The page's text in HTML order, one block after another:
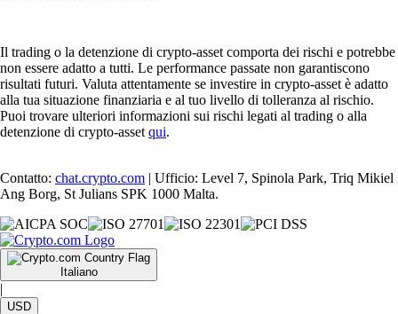
Il trading o la detenzione di crypto-asset comporta dei rischi e potrebbe
non essere adatto a tutti. Le performance passate non garantiscono
risultati futuri. Valuta attentamente se investire in crypto-asset è adatto
alla tua situazione finanziaria e al tuo livello di tolleranza al rischio.
Puoi trovare ulteriori informazioni sui rischi legati al trading o alla
detenzione di crypto-asset qui.
Contatto: chat.crypto.com | Ufficio: Level 7, Spinola Park, Triq Mikiel
Ang Borg, St Julians SPK 1000 Malta.
Italiano
|
USD